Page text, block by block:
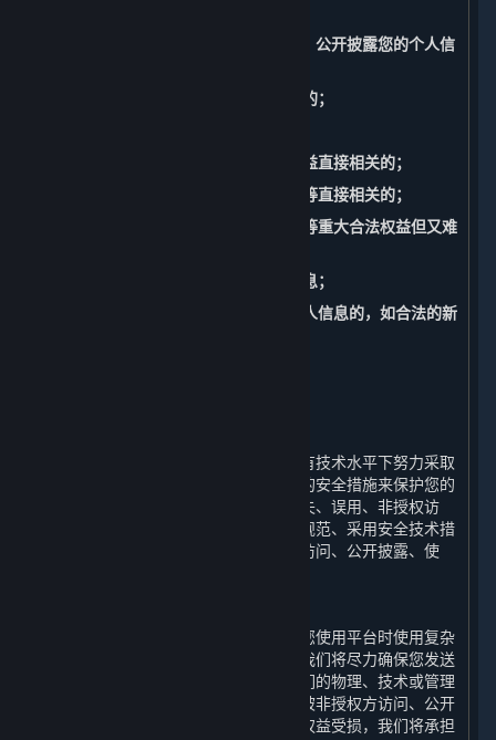
请注意，以下情形中，我们共享、转让、公开披露您的个人信
1. 与我们履行法律法规规定的义务相关的；
3. 与公共安全、公共卫生、重大公共利益直接相关的；
4. 与刑事侦查、起诉、审判和判决执行等直接相关的；
5. 出于维护您或其他个人的生命、财产等重大合法权益但又难
6. 您自行向社会公众公开的您的个人信息；
7. 从合法公开披露的信息中收集您的个人信息的，如合法的新
为保障您的个人信息安全，我们会在现有技术水平下努力采取
合理必要的物理、技术和行政管理方面的安全措施来保护您的
个人信息，以防止您的个人信息遭受丢失、误用、非授权访
问、披露和更改，包括建立合理的制度规范、采用安全技术措
施来防止您的个人信息遭到未经授权的访问、公开披露、使
互联网并非绝对安全的环境，我们建议您使用平台时使用复杂
密码，并妥善保护您的个人信息安全。我们将尽力确保您发送
给我们的任何信息的安全性。如果因我们的物理、技术或管理
防护设施遭到破坏，导致您的个人信息被非授权方访问、公开
披露、篡改、或毁坏，进而使您的合法权益受损，我们将承担